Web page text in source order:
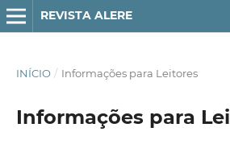
REVISTA ALERE
INÍCIO / Informações para Leitores
Informações para